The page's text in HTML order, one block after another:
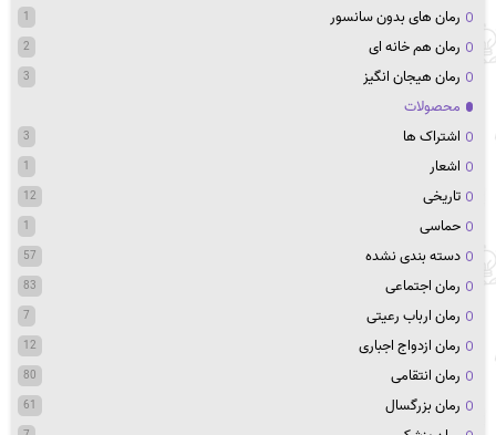
رمان های بدون سانسور 1
رمان هم خانه ای 2
رمان هیجان انگیز 3
محصولات
اشتراک ها
3
اشعار 1
تاریخی 12
حماسی 1
دسته بندی نشده 57
رمان اجتماعی 83
رمان ارباب رعیتی 7
رمان ازدواج اجباری 12
رمان انتقامی 80
رمان بزرگسال 61